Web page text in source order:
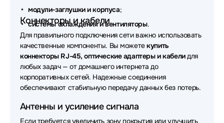
Аксессуары для сетевого оборудования Origo
Аксессуары для сетевого оборудования Lonte
Аксессуары для сетевого оборудования Fibo
Аксессуары для сетевого оборудования
модули-заглушки и корпуса;
системы охлаждения и вентиляторы.
Коннекторы и кабели
Для правильного подключения сети важно использовать
качественные компоненты. Вы можетекупить
коннекторы RJ-45, оптические адаптеры и кабелидля
любых задач — от домашнего интернета до
корпоративных сетей. Надежные соединения
обеспечивают стабильную передачу данных без потерь.
Антенны и усиление сигнала
Если требуется увеличить зону покрытия или улучшить